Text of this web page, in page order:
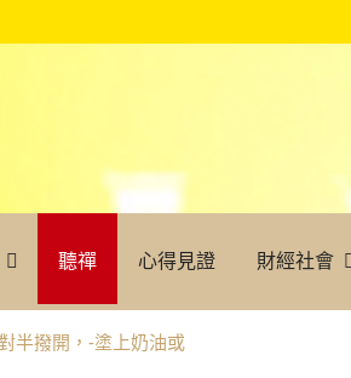
聽禪 心得見證 財經社會
半撥開，-塗上奶油或